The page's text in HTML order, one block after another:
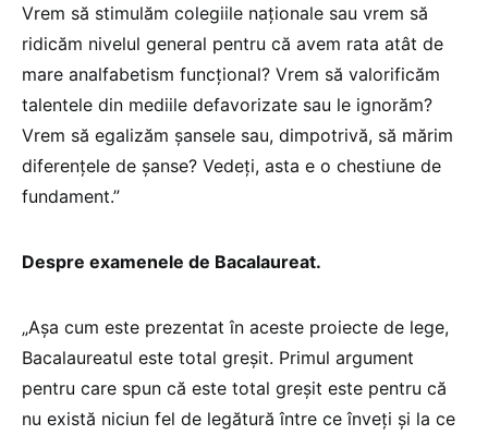
Vrem să stimulăm colegiile naționale sau vrem să
ridicăm nivelul general pentru că avem rata atât de
mare analfabetism funcțional? Vrem să valorificăm
talentele din mediile defavorizate sau le ignorăm?
Vrem să egalizăm șansele sau, dimpotrivă, să mărim
diferențele de șanse? Vedeți, asta e o chestiune de
fundament.”
Despre examenele de Bacalaureat.
„Așa cum este prezentat în aceste proiecte de lege,
Bacalaureatul este total greșit. Primul argument
pentru care spun că este total greșit este pentru că
nu există niciun fel de legătură între ce înveți și la ce